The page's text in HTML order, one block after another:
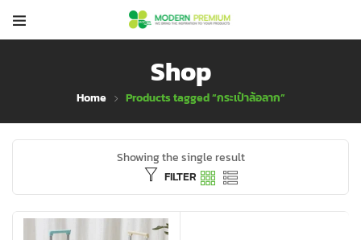
Shop
Home Products tagged “กระเป๋าล้อลาก”
Showing the single result
FILTER